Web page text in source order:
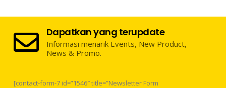
Dapatkan yang terupdate
Informasi menarik Events, New Product,
News & Promo.
[contact-form-7 id=”1546″ title=”Newsletter Form